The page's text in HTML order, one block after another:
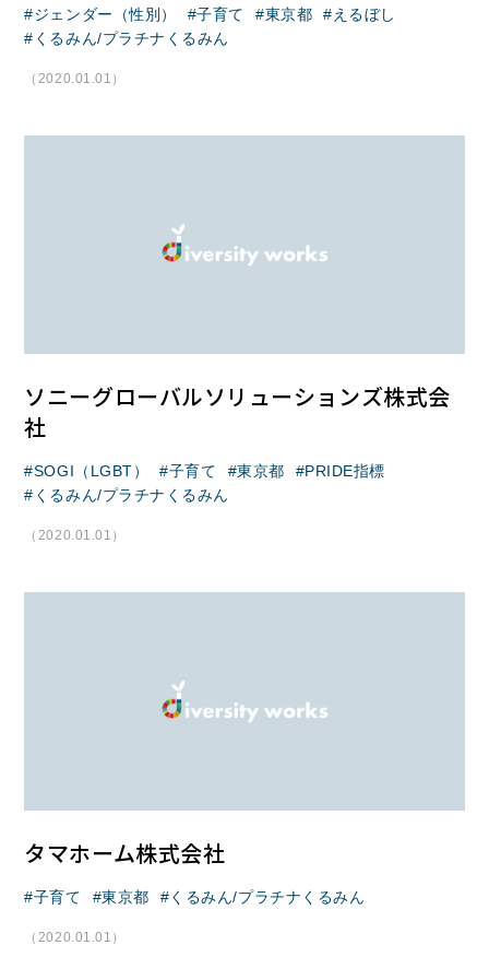
ジェンダー（性別） 子育て 東京都
えるぼし
くるみん/プラチナくるみん
（2020.01.01）
ソニーグローバルソリューションズ株式会
社
SOGI（LGBT） 子育て 東京都
PRIDE指標
くるみん/プラチナくるみん
（2020.01.01）
タマホーム株式会社
子育て 東京都 くるみん/プラチナくるみん
（2020.01.01）